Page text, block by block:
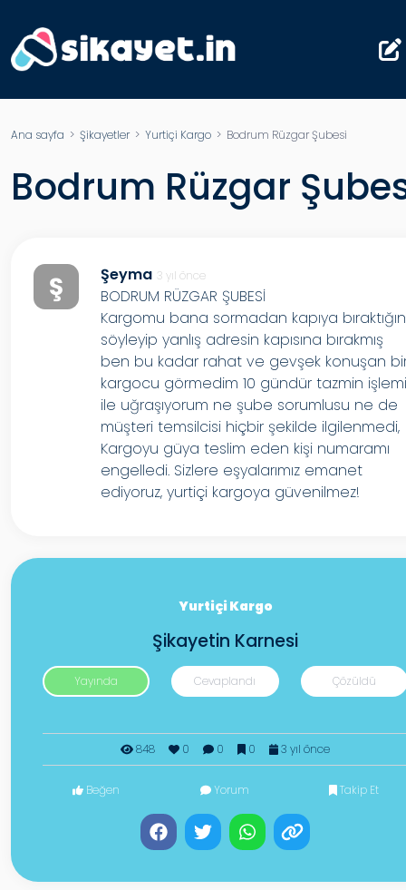
Ana sayfa > Şikayetler> Yurtiçi Kargo > Bodrum Rüzgar Şubesi
Bodrum Rüzgar
Ş Şeyma 3 yıl önce
BODRUM RÜZGAR ŞUBESİ
Kargomu bana sormadan kapıya
söyleyip yanlış adresin kapısına bırakmış
ben bu kadar rahat ve gevşek konuşan
kargocu görmedim 10 gündür tazmin
ile uğraşıyorum ne şube sorumlusu ne de
müşteri temsilcisi hiçbir şekilde ilgilenmedi,
Kargoyu güya teslim eden kişi numaramı
engelledi. Sizlere eşyalarımız emanet
ediyoruz, yurtiçi kargoya güvenilmez!
Yurtiçi Kargo
Şikayetin Karnesi
Yayında Cevaplandı Çözüldü
848 0 0 0 3 yıl önce
Beğen Yorum Takip Et